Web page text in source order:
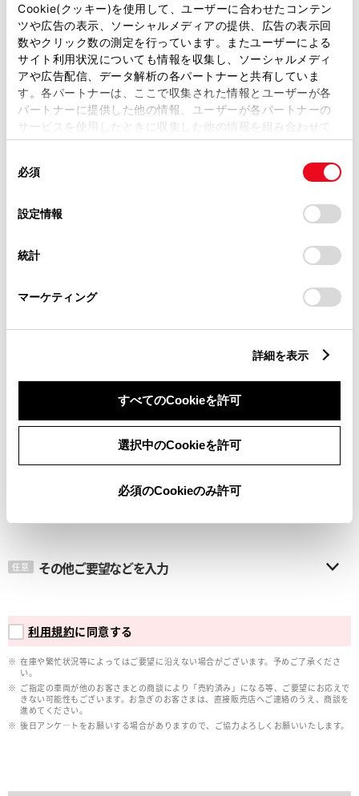
Cookie(クッキー)を使用して、ユーザーに合わせたコンテン
ツや広告の表示、ソーシャルメディアの提供、広告の表示回
数やクリック数の測定を行っています。またユーザーによる
サイト利用状況についても情報を収集し、ソーシャルメディ
アや広告配信、データ解析の各パートナーと共有していま
す。各パートナーは、ここで収集された情報とユーザーが各
パートナーに提供した他の情報、ユーザーが各パートナーの
サービスを使用したときに収集した他の情報を組み合わせて
使用することがあります。当ウェブサイトの使用を続行する
デバイスにすべてのCookie(クッキー)が保存されることに同
意したことになります。Cookie(クッキー)のオプトアウト、
設定の変更、同意を撤回したりするにあたっては、当社の
「Cookie（クッキー）情報の取り扱いについて
」をご覧くだ
必須
設定情報
統計
マーケティング
詳細を表示
すべてのCookieを許可
選択中のCookieを許可
必須のCookieのみ許可
必須 都道府県
市区町村名
メールアドレス
任意 その他ご要望などを入力
利用規約に同意する
在庫や繁忙状況等によってはご要望に沿えない場合がございます。予めご了承くださ
い。
ご指定の車両が他のお客さまとの商談により「売約済み」になる等、ご要望にお応えで
きない可能性もございます。お急ぎのお客さまは、直接販売店へご連絡のうえ、商談を
進めてください。
後日アンケ―トをお願いする場合がありますので、ご協力よろしくお願いいたします。